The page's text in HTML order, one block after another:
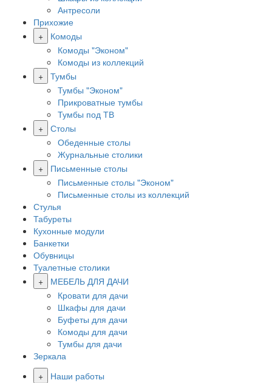
Антресоли
Прихожие
+
Комоды
Комоды "Эконом"
Комоды из коллекций
+ Тумбы
Тумбы "Эконом"
Прикроватные тумбы
Тумбы под ТВ
+ Столы
Обеденные столы
Журнальные столики
+
Письменные столы
Письменные столы "Эконом"
Письменные столы из коллекций
Стулья
Табуреты
Кухонные модули
Банкетки
Обувницы
Туалетные столики
+
МЕБЕЛЬ ДЛЯ ДАЧИ
Кровати для дачи
Шкафы для дачи
Буфеты для дачи
Комоды для дачи
Тумбы для дачи
Зеркала
+
Наши работы